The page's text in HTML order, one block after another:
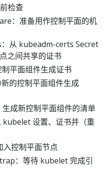
检查
：准备用作控制平面的机
从 kubeadm-certs Secret
之间共享的证书
平面组件生成证书
的控制平面组件生成
成新控制平面组件的清单
设置、证书并（重
控制平面节点
：等待 kubelet 完成引